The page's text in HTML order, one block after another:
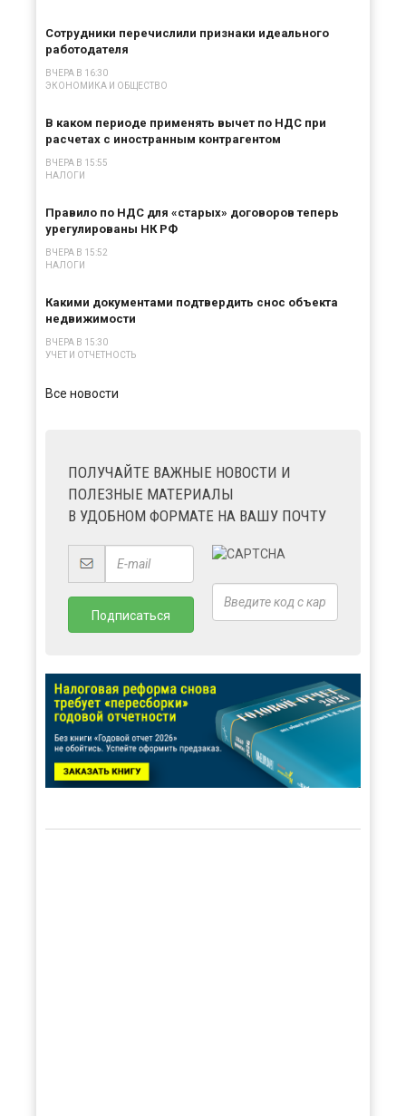
Сотрудники перечислили признаки идеального
работодателя
ВЧЕРА В 16:30
ЭКОНОМИКА И ОБЩЕСТВО
В каком периоде применять вычет по НДС при
расчетах с иностранным контрагентом
ВЧЕРА В 15:55
НАЛОГИ
Правило по НДС для «старых» договоров теперь
урегулированы НК РФ
ВЧЕРА В 15:52
НАЛОГИ
Какими документами подтвердить снос объекта
недвижимости
ВЧЕРА В 15:30
УЧЕТ И ОТЧЕТНОСТЬ
Все новости
ПОЛУЧАЙТЕ ВАЖНЫЕ НОВОСТИ И
ПОЛЕЗНЫЕ МАТЕРИАЛЫ
В УДОБНОМ ФОРМАТЕ НА ВАШУ ПОЧТУ